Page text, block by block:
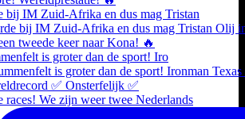
bij IM Zuid-Afrika en dus mag Tristan
is groter dan de sport! Iro
races! We zijn weer twee Nederlands